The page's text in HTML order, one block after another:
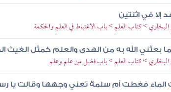
إلا في اثنتين
> كتاب العلم > باب الاغتباط في العلم والحكمة
بعثني الله به من الهدى والعلم كمثل الغيث
> كتاب العلم > باب فضل من علم وعلم
الماء فغطت أم سلمة تعني وجهها وقالت يا